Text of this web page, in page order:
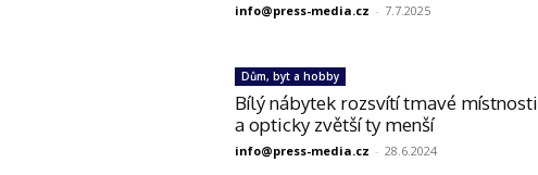
info@press-media.cz - 7.7.2025
Dům, byt a hobby
Bílý nábytek rozsvítí tmavé místnosti
a opticky zvětší ty menší
info@press-media.cz - 28.6.2024